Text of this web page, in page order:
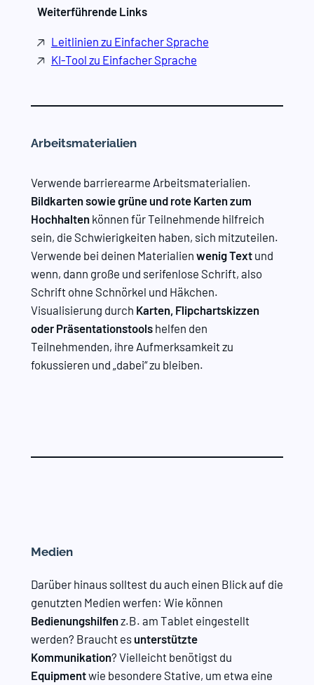
Weiterführende Links
Leitlinien zu Einfacher Sprache
KI-Tool zu Einfacher Sprache
Arbeitsmaterialien
Verwende barrierearme Arbeitsmaterialien.
Bildkarten sowie grüne und rote Karten zum
Hochhaltenkönnen für Teilnehmende hilfreich
sein, die Schwierigkeiten haben, sich mitzuteilen.
Verwende bei deinen Materialien wenig Textund
wenn, dann große und serifenlose Schrift, also
Schrift ohne Schnörkel und Häkchen.
Visualisierung durch Karten, Flipchartskizzen
oder Präsentationstoolshelfen den
Teilnehmenden, ihre Aufmerksamkeit zu
fokussieren und „dabei“ zu bleiben.
Medien
Darüber hinaus solltest du auch einen Blick auf die
genutzten Medien werfen: Wie können
Bedienungshilfenz.B. am Tablet eingestellt
werden? Braucht es unterstützte
Kommunikation? Vielleicht benötigst du
Equipmentwie besondere Stative, um etwa eine